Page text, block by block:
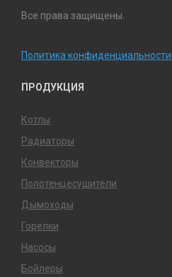
Все права защищены.
Политика конфиденциальности
ПРОДУКЦИЯ
Котлы
Радиаторы
Конвекторы
Полотенцесушители
Дымоходы
Горелки
Насосы
Бойлеры